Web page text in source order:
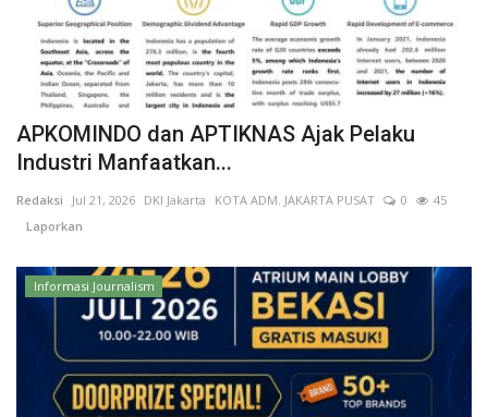
APKOMINDO dan APTIKNAS Ajak Pelaku
Industri Manfaatkan...
Redaksi Jul 21, 2026 DKI Jakarta KOTA ADM. JAKARTA PUSAT 0
45
Laporkan
Informasi Journalism